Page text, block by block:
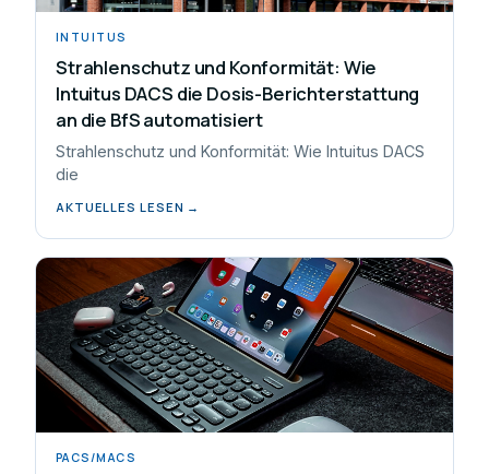
INTUITUS
Strahlenschutz und Konformität: Wie
Intuitus DACS die Dosis-Berichterstattung
an die BfS automatisiert
Strahlenschutz und Konformität: Wie Intuitus DACS
die
AKTUELLES LESEN →
PACS/MACS